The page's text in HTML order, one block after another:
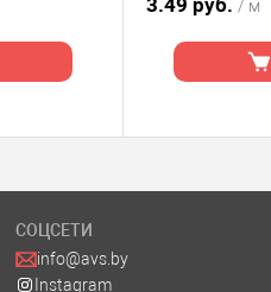
/ м
СОЦСЕТИ
info@avs.by
Instagram